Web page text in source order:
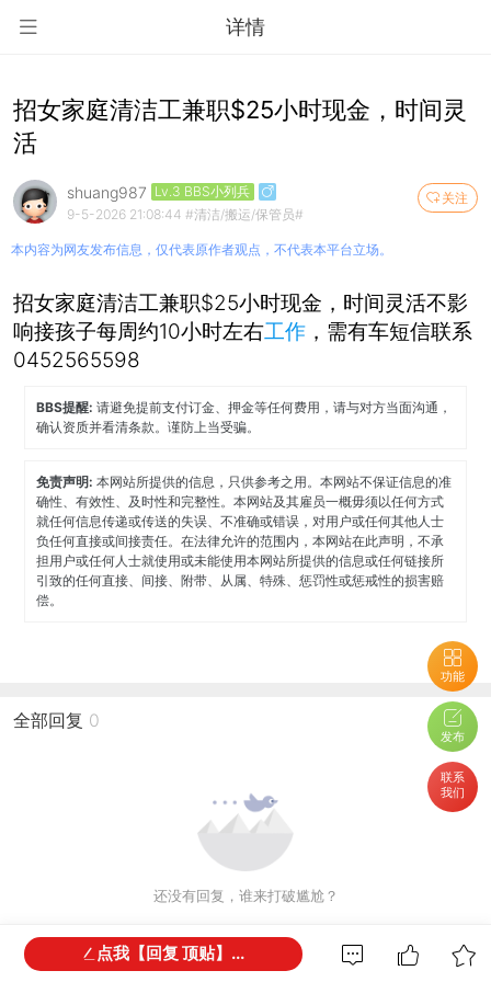
详情
功能
发布
联系
我们
招女家庭清洁工兼职$25小时现金，时间灵
活
关注
shuang987 Lv.3 BBS小列兵
9-5-2026 21:08:44 #清洁/搬运/保管员#
本内容为网友发布信息，仅代表原作者观点，不代表本平台立场。
招女家庭清洁工兼职$25小时现金，时间灵活不影
响接孩子每周约10小时左右工作 ，需有车短信联系
0452565598
BBS提醒:请避免提前支付订金、押金等任何费用，请与对方当面沟通，
确认资质并看清条款。谨防上当受骗。
免责声明:本网站所提供的信息，只供参考之用。本网站不保证信息的准
确性、有效性、及时性和完整性。本网站及其雇员一概毋须以任何方式
就任何信息传递或传送的失误、不准确或错误，对用户或任何其他人士
负任何直接或间接责任。在法律允许的范围内，本网站在此声明，不承
担用户或任何人士就使用或未能使用本网站所提供的信息或任何链接所
引致的任何直接、间接、附带、从属、特殊、惩罚性或惩戒性的损害赔
偿。
全部回复 0
还没有回复，谁来打破尴尬？
点我【回复 顶贴】...